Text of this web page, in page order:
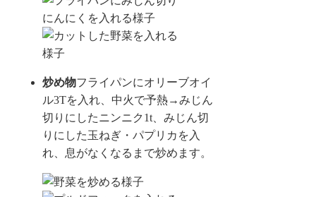
炒め物フライパンにオリーブオイ
ル3Tを入れ、中火で予熱→みじん
切りにしたニンニク1t、みじん切
りにした玉ねぎ・パプリカを入
れ、息がなくなるまで炒めます。